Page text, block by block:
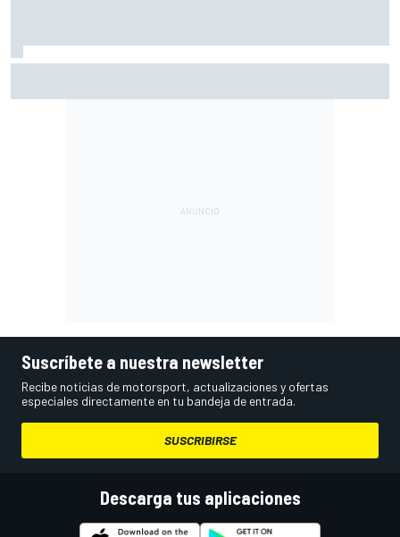
Suscríbete a nuestra newsletter
Recibe noticias de motorsport, actualizaciones y ofertas
especiales directamente en tu bandeja de entrada.
SUSCRIBIRSE
Descarga tus aplicaciones